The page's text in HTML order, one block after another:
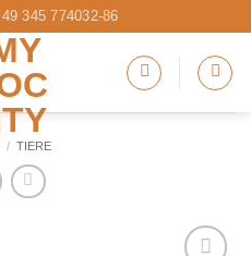
345 774032-86
/ TIERE